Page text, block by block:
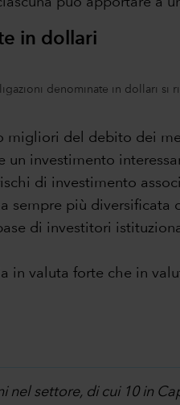
in dollari
denominate in dollari si
migliori del debito dei
investimento
di investimento
sempre più diversificata
di investitori
in valuta forte che in
nel settore, di cui 10 in